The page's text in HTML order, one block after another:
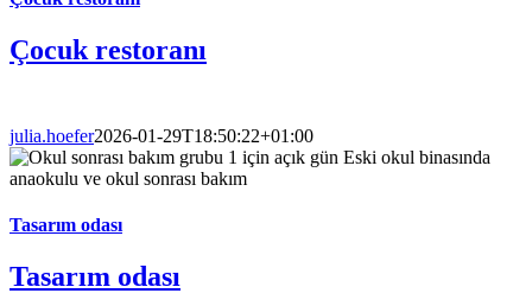
Çocuk restoranı
julia.hoefer2026-01-29T18:50:22+01:00
Tasarım odası
Tasarım odası